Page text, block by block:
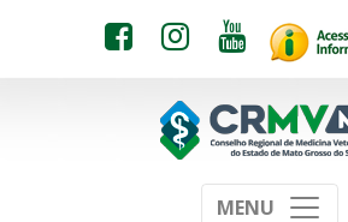
MENU